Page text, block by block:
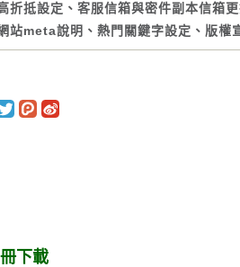
折抵設定、客服信箱與密件副本信箱
站meta說明、熱門關鍵字設定、版權
下載